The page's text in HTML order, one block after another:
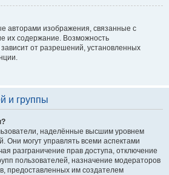
авторами изображения, связанные с
их содержание. Возможность
от разрешений, установленных
и группы
наделённые высшим уровнем
Они могут управлять всеми аспектами
разграничение прав доступа, отключение
пользователей, назначение модераторов
предоставленных им создателем